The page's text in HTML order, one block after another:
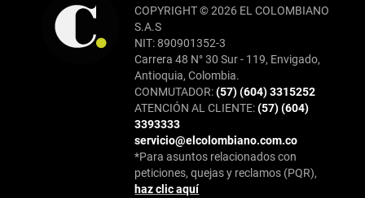
COPYRIGHT © 2026 EL COLOMBIANO
S.A.S
NIT: 890901352-3
Carrera 48 N° 30 Sur - 119, Envigado,
Antioquia, Colombia.
CONMUTADOR:(57) (604) 3315252
ATENCIÓN AL CLIENTE:(57) (604)
3393333
servicio@elcolombiano.com.co
*Para asuntos relacionados con
peticiones, quejas y reclamos (PQR),
haz clic aquí